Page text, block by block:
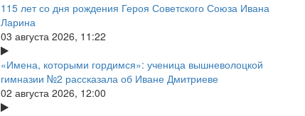
115 лет со дня рождения Героя Советского Союза Ивана
Ларина
03 августа 2026, 11:22
«Имена, которыми гордимся»: ученица вышневолоцкой
гимназии №2 рассказала об Иване Дмитриеве
02 августа 2026, 12:00